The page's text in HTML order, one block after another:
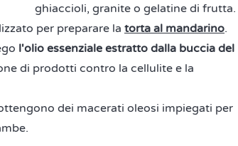
ghiaccioli, granite o gelatine di frutta.
per preparare la torta al mandarino.
l'olio essenziale estratto dalla buccia del
di prodotti contro la cellulite e la
dei macerati oleosi impiegati per